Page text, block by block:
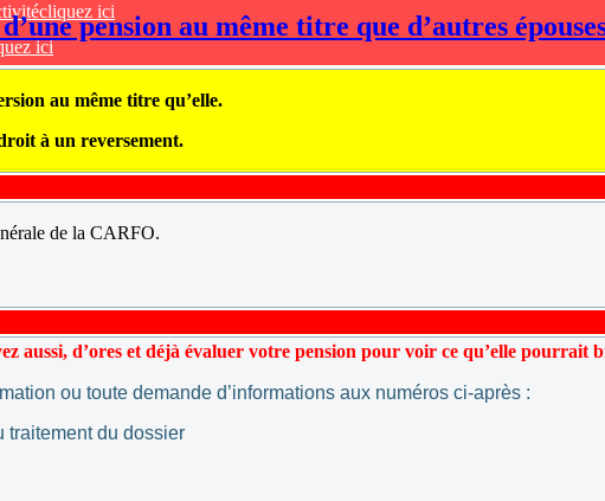
cliquez ici
ici
pension au même titre que d’autres
au même titre qu’elle.
à un reversement.
de la CARFO.
aussi, d’ores et déjà évaluer votre pension pour voir ce qu’elle pourrait
ou toute demande d’informations aux numéros ci-après :
traitement du dossier